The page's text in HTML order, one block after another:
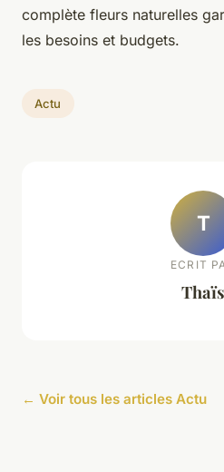
complète fleurs naturelles
les besoins et budgets.
Actu
T
ECRIT
Thaïs
← Voir tous les articles Actu